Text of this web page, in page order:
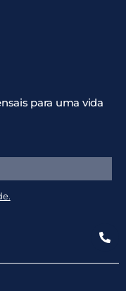
para uma vida